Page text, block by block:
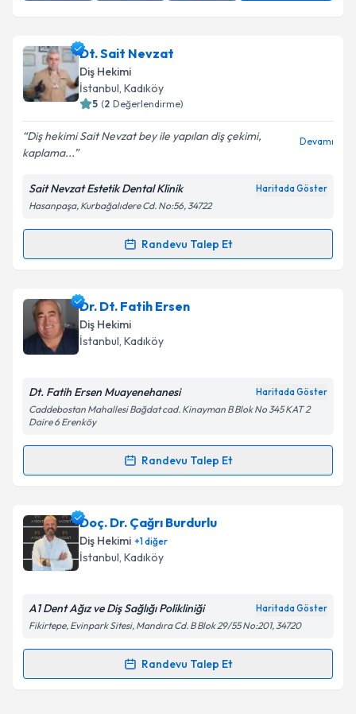
Dt. Sait Nevzat
Diş Hekimi
İstanbul, Kadıköy
5 (2 Değerlendirme)
Diş hekimi Sait Nevzat bey ile yapılan diş çekimi,
kaplama...
Devamı
Sait Nevzat Estetik Dental Klinik Haritada Göster
Hasanpaşa, Kurbağalıdere Cd. No:56, 34722
Randevu Talep Et
Randevu Takvimi Talebi
Dt. Sait Nevzatiçin randevu takvimi talebi oluşturun.
Size bu uzmandan randevu almanız için bir takvim
hazırlandığında e-posta ile bilgilendireceğiz.
Kişisel verilerimin işlenmesine ilişkinAydınlatma
'ni okudum ve kişisel verilerimin belirtilen
kapsamda işlenmesini kabul ediyorum.
Takvim Talebini Gönder
Dr. Dt. Fatih Ersen
Diş Hekimi
İstanbul, Kadıköy
Dt. Fatih Ersen Muayenehanesi Haritada Göster
Caddebostan Mahallesi Bağdat cad. Kinayman B Blok No 345 KAT 2
Daire 6 Erenköy
Randevu Talep Et
Randevu Takvimi Talebi
Dr. Dt. Fatih Erseniçin randevu takvimi talebi
oluşturun. Size bu uzmandan randevu almanız için bir
takvim hazırlandığında e-posta ile bilgilendireceğiz.
Kişisel verilerimin işlenmesine ilişkin
Metni'ni okudum ve kişisel verilerimin belirtilen
Doç. Dr. Çağrı Burdurlu
Diş Hekimi +1diğer
İstanbul, Kadıköy
A1 Dent Ağız ve Diş Sağlığı Polikliniği Haritada Göster
Fikirtepe, Evinpark Sitesi, Mandıra Cd. B Blok 29/55 No:201, 34720
Randevu Talep Et
Randevu Takvimi Talebi